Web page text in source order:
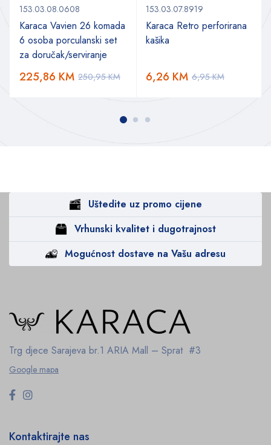
153.03.08.0608
Karaca Vavien 26 komada
6 osoba porculanski set
za doručak/serviranje
250,95KM
225,86 KM
153.03.07.8919
Karaca Retro perforirana
kašika
6,95KM
6,26 KM
Uštedite uz promo cijene
Vrhunski kvalitet i dugotrajnost
Mogućnost dostave na Vašu adresu
Trg djece Sarajeva br.1 ARIA Mall – Sprat #3
Google mapa
Kontaktirajte nas